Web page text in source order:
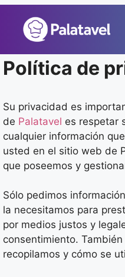
conteúdo
Política de
Su privacidad es
de Palatavel es respetar
cualquier información
usted en el sitio web de
que poseemos y
Sólo pedimos
la necesitamos para
por medios justos y
consentimiento.
recopilamos y cómo se